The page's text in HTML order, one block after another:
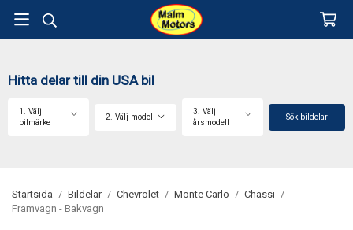
Hitta delar till din USA bil
1. Välj
bilmärke
2. Välj modell
3. Välj
årsmodell
Sök bildelar
Startsida / Bildelar / Chevrolet / Monte Carlo / Chassi /
Framvagn - Bakvagn